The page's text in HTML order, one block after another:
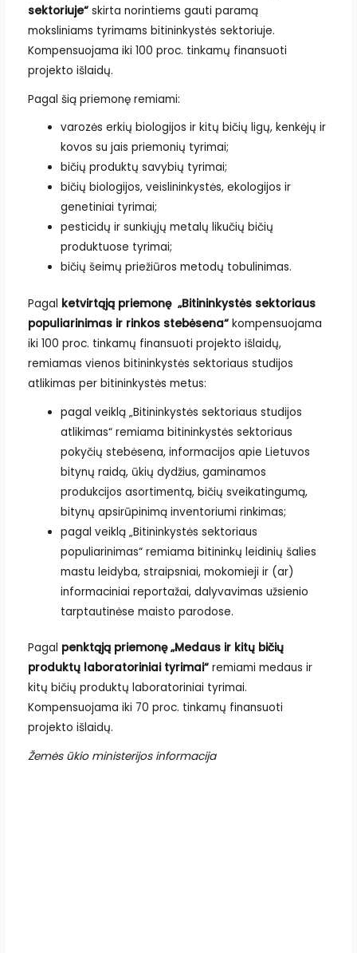
sektoriuje“skirta norintiems gauti paramą
moksliniams tyrimams bitininkystės sektoriuje.
Kompensuojama iki 100 proc. tinkamų finansuoti
projekto išlaidų.
Pagal šią priemonę remiami:
varozės erkių biologijos ir kitų bičių ligų, kenkėjų ir
kovos su jais priemonių tyrimai;
bičių produktų savybių tyrimai;
bičių biologijos, veislininkystės, ekologijos ir
genetiniai tyrimai;
pesticidų ir sunkiųjų metalų likučių bičių
produktuose tyrimai;
bičių šeimų priežiūros metodų tobulinimas.
Pagal ketvirtąją priemonę „Bitininkystės sektoriaus
populiarinimas ir rinkos stebėsena“kompensuojama
iki 100 proc. tinkamų finansuoti projekto išlaidų,
remiamas vienos bitininkystės sektoriaus studijos
atlikimas per bitininkystės metus:
pagal veiklą „Bitininkystės sektoriaus studijos
atlikimas“ remiama bitininkystės sektoriaus
pokyčių stebėsena, informacijos apie Lietuvos
bitynų raidą, ūkių dydžius, gaminamos
produkcijos asortimentą, bičių sveikatingumą,
bitynų apsirūpinimą inventoriumi rinkimas;
pagal veiklą „Bitininkystės sektoriaus
populiarinimas“ remiama bitininkų leidinių šalies
mastu leidyba, straipsniai, mokomieji ir (ar)
informaciniai reportažai, dalyvavimas užsienio
tarptautinėse maisto parodose.
Pagal penktąją priemonę „Medaus ir kitų bičių
produktų laboratoriniai tyrimai“remiami medaus ir
kitų bičių produktų laboratoriniai tyrimai.
Kompensuojama iki 70 proc. tinkamų finansuoti
projekto išlaidų.
Žemės ūkio ministerijos informacija